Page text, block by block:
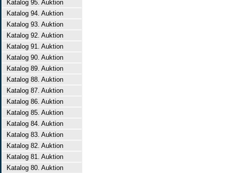
Katalog 95. Auktion
Katalog 94. Auktion
Katalog 93. Auktion
Katalog 92. Auktion
Katalog 91. Auktion
Katalog 90. Auktion
Katalog 89. Auktion
Katalog 88. Auktion
Katalog 87. Auktion
Katalog 86. Auktion
Katalog 85. Auktion
Katalog 84. Auktion
Katalog 83. Auktion
Katalog 82. Auktion
Katalog 81. Auktion
Katalog 80. Auktion